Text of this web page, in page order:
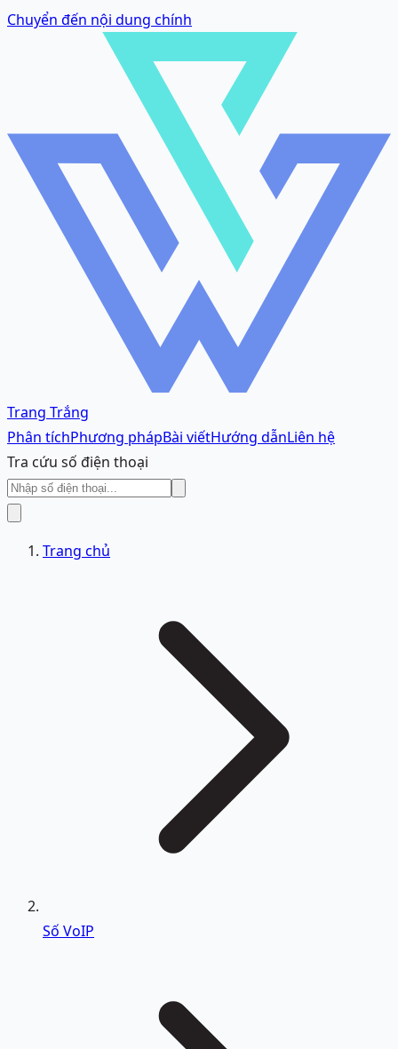
Chuyển đến nội dung chính
Trang Trắng
Phân tíchPhương phápBài viếtHướng dẫnLiên hệ
Tra cứu số điện thoại
Trang chủ
Số VoIP